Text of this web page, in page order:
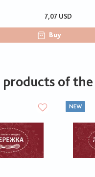
7,07 USD
Buy
of
NEW